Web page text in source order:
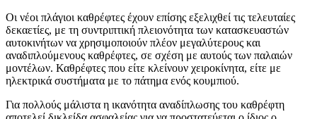
Οι νέοι πλάγιοι καθρέφτες έχουν επίσης εξελιχθεί τις τελευταίες
δεκαετίες, με τη συντριπτική πλειονότητα των κατασκευαστών
αυτοκινήτων να χρησιμοποιούν πλέον μεγαλύτερους και
αναδιπλούμενους καθρέφτες, σε σχέση με αυτούς των παλαιών
μοντέλων. Καθρέφτες που είτε κλείνουν χειροκίνητα, είτε με
ηλεκτρικά συστήματα με το πάτημα ενός κουμπιού.
Για πολλούς μάλιστα η ικανότητα αναδίπλωσης του καθρέφτη